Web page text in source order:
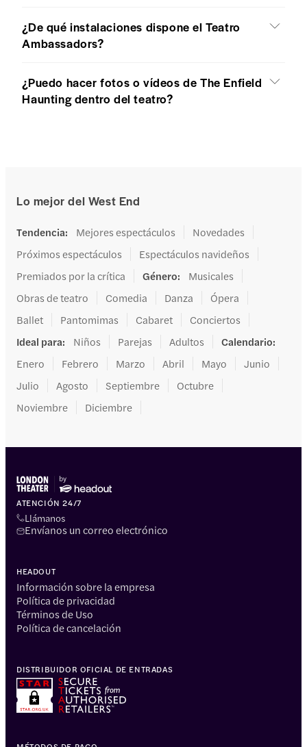
¿De qué instalaciones dispone el Teatro
Ambassadors?
¿Puedo hacer fotos o vídeos de The Enfield
Haunting dentro del teatro?
Lo mejor del West End
Tendencia: Mejores espectáculos
Novedades
Próximos espectáculos
Espectáculos navideños
Premiados por la crítica
Género:
Musicales
Obras de teatro
Comedia Danza
Ópera
Ballet
Pantomimas Cabaret
Conciertos
Ideal para: Niños Parejas Adultos Calendario:
Enero
Febrero Marzo Abril Mayo
Junio
Julio
Agosto Septiembre
Octubre
Noviembre
Diciembre
ATENCIÓN 24/7
Llámanos
Envíanos un correo electrónico
HEADOUT
Información sobre la empresa
Política de privacidad
Términos de Uso
Política de cancelación
DISTRIBUIDOR OFICIAL DE ENTRADAS